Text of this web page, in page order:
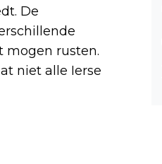
De
mogen rusten.
niet alle Ierse